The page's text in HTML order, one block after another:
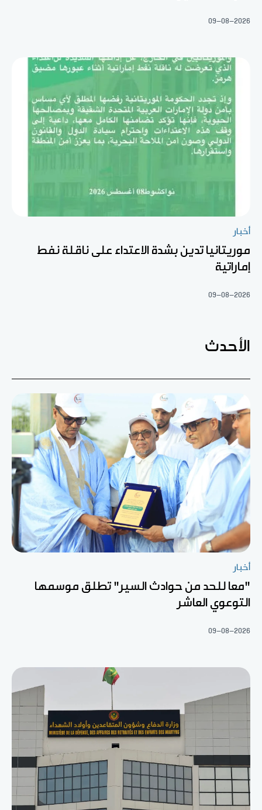
09-08-2026
أخبار
موريتانيا تدين بشدة الاعتداء على ناقلة نفط
إماراتية
09-08-2026
الأحدث
أخبار
"معا للحد من حوادث السير" تطلق موسمها
التوعوي العاشر
09-08-2026